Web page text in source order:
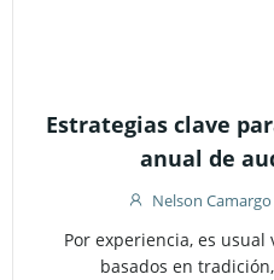
Estrategias clave
anual de
Nelson Camargo
Por experiencia, es
basados en